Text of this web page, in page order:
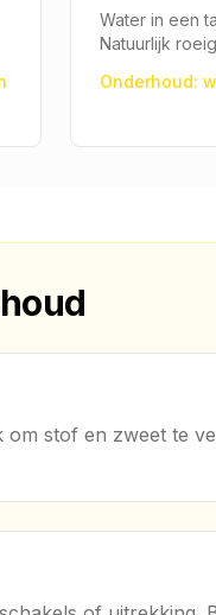
Water in een
Natuurlijk
Onderhoud:
stof en zweet te